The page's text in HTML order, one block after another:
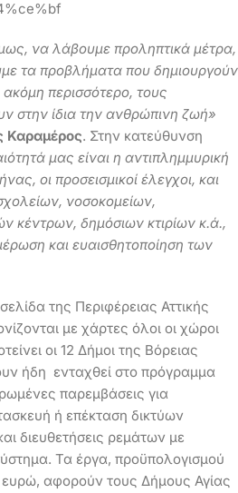
να λάβουμε προληπτικά μέτρα,
τα προβλήματα που δημιουργούν
περισσότερο, τους
στην ίδια την ανθρώπινη ζωή»
Καραμέρος. Στην κατεύθυνση
μας είναι η αντιπλημμυρική
οι προσεισμικοί έλεγχοι, και
νοσοκομείων,
κέντρων, δημόσιων κτιρίων κ.ά.,
και ευαισθητοποίηση των
της Περιφέρειας Αττικής
με χάρτες όλοι οι χώροι
οι 12 Δήμοι της Βόρειας
ήδη ενταχθεί στο πρόγραμμα
παρεμβάσεις για
ή επέκταση δικτύων
διευθετήσεις ρεμάτων με
Τα έργα, προϋπολογισμού
αφορούν τους Δήμους Αγίας